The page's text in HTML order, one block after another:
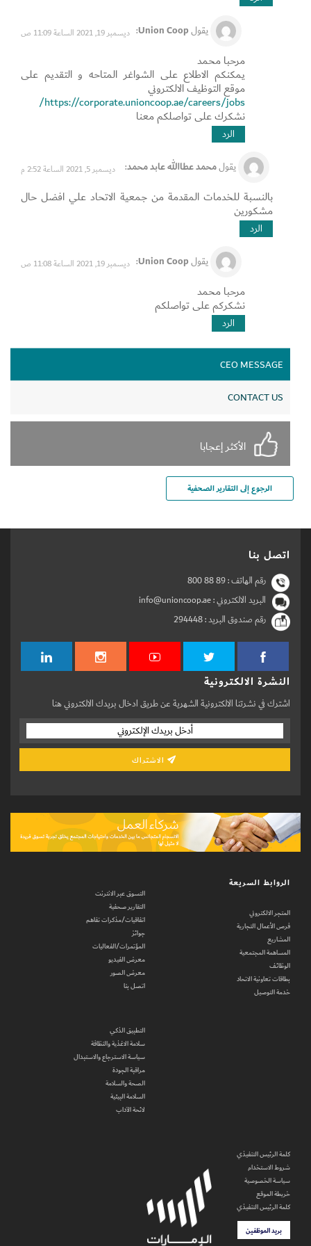
وسعي الإدارة التنفيذية وكافة الموظفين للارتقاء بآليات العمل والأداء
الدائم، موجهاً الشكر لجميع المستهلكين الذين تفاعلوا مع الحملة الذكية
وحملوا تطبيق التعاونية للتسوق منها، مؤكداً على استمرارية طرح
العروض الترويجية والجوائز السنوية والدورية التي تسعد المستهلكين.
يقولUnion Coop
: ديسمبر 19, 2021 الساعة 11:09 ص
مرحبا محمد
يمكنكم الاطلاع على الشواغر المتاحه و التقديم على
موقع التوظيف الالكتروني
https://corporate.unioncoop.ae/careers/jobs/
نشكرك على تواصلكم معنا
الرد
يقولمحمد عطاالله عابد محمد: ديسمبر 5, 2021 الساعة 2:52 م
بالنسبة للخدمات المقدمة من جمعية الاتحاد علي افضل حال
مشكورين
الرد
يقولUnion Coop
: ديسمبر 19, 2021 الساعة 11:08 ص
مرحبا محمد
نشكركم على تواصلكم
الرد
CEO MESSAGE
CONTACT US
الأكثر إعجابا
الرجوع إلى التقارير الصحفية
اتصل بنا
رقم الهاتف :800 88 89
البريد الالكتروني : info@unioncoop.ae
رقم صندوق البريد :294448
النشرة الالكترونية
اشترك في نشرتنا الالكترونية الشهرية عن طريق ادخال بريدك الالكتروني هنا
الروابط السريعة
المتجر الالكتروني
فرص الأعمال التجارية
المشاريع
المساهمة المجتمعية
الوظائف
بطاقات تعاونية الاتحاد
خدمة التوصيل
التسوق عبر الانترنت
التقارير صحفية
اتفاقيات/مذكرات تفاهم
جوائز
المؤتمرات/الفعاليات
معرض الفيديو
معرض الصور
اتصل بنا
التطبيق الذكي
سلامة الاغذية والنظافة
سياسة الاسترجاع والاستبدال
مراقبة الجودة
الصحة والسلامة
السلامة البيئية
لائحة الآداب
كلمة الرئيس التنفيذي
شروط الاستخدام
سياسة الخصوصية
خريطة الموقع
كلمة الرئيس التنفيذي
بريد الموظفين